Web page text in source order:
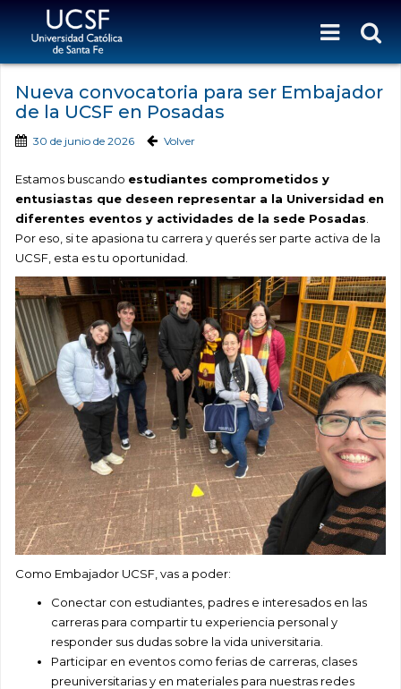
Nueva convocatoria para ser Embajador
de la UCSF en Posadas
30 de junio de 2026 Volver
Estamos buscando estudiantes comprometidos y
entusiastas que deseen representar a la Universidad en
diferentes eventos y actividades de la sede Posadas
Por eso, si te apasiona tu carrera y querés ser parte activa de la
UCSF, esta es tu oportunidad.
Como Embajador UCSF, vas a poder:
Conectar con estudiantes, padres e interesados en las
carreras para compartir tu experiencia personal y
responder sus dudas sobre la vida universitaria.
Participar en eventos como ferias de carreras, clases
preuniversitarias y en materiales para nuestras redes